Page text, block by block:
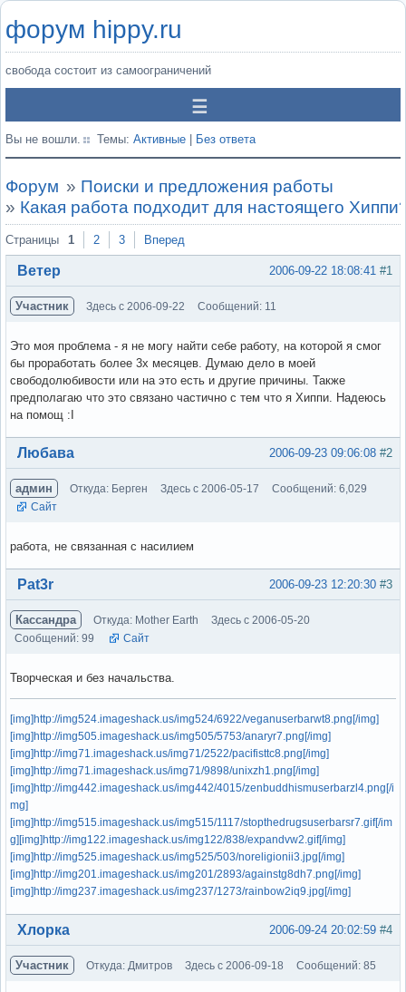
форум hippy.ru
свобода состоит из самоограничений
Вы не вошли. Темы: Активные Без ответа
Форум » Поиски и предложения работы
» Какая работа подходит для настоящего
Страницы 1 2 3 Вперед
#1
2006-09-22 18:08:41
Ветер
Участник Здесь с 2006-09-22 Сообщений: 11
Это моя проблема - я не могу найти себе работу, на которой я смог
бы проработать более 3х месяцев. Думаю дело в моей
свободолюбивости или на это есть и другие причины. Также
предполагаю что это связано частично с тем что я Хиппи. Надеюсь
на помощ :I
Вне форума #2
2006-09-23 09:06:08
Любава
админ Откуда: Берген Здесь с 2006-05-17
Сообщений: 6,029
Сайт
работа, не связанная с насилием
Вне форума #3
2006-09-23 12:20:30
Pat3r
Кассандра Откуда: Mother Earth
Здесь с 2006-05-20
Сообщений: 99
Сайт
Творческая и без начальства.
[img]http://img524.imageshack.us/img524/6922/veganuserbarwt8.png[/img]
[img]http://img505.imageshack.us/img505/5753/anaryr7.png[/img]
[img]http://img71.imageshack.us/img71/2522/pacifisttc8.png[/img]
[img]http://img71.imageshack.us/img71/9898/unixzh1.png[/img]
[img]http://img442.imageshack.us/img442/4015/zenbuddhismuserbarzl4.png[/i
mg]
[img]http://img515.imageshack.us/img515/1117/stopthedrugsuserbarsr7.gif[/im
g][img]http://img122.imageshack.us/img122/838/expandvw2.gif[/img]
[img]http://img525.imageshack.us/img525/503/noreligionii3.jpg[/img]
[img]http://img201.imageshack.us/img201/2893/againstg8dh7.png[/img]
[img]http://img237.imageshack.us/img237/1273/rainbow2iq9.jpg[/img]
Вне форума #4
2006-09-24 20:02:59
Хлорка
Участник Откуда: Дмитров Здесь с 2006-09-18 Сообщений: 85